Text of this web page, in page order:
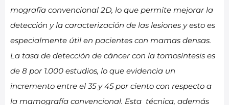
mografía convencional 2D, lo que permite mejorar la
detección y la caracterización de las lesiones y esto es
especialmente útil en pacientes con mamas densas.
La tasa de detección de cáncer con la tomosíntesis es
de 8 por 1.000 estudios, lo que evidencia un
incremento entre el 35 y 45 por ciento con respecto a
la mamografía convencional. Esta técnica, además